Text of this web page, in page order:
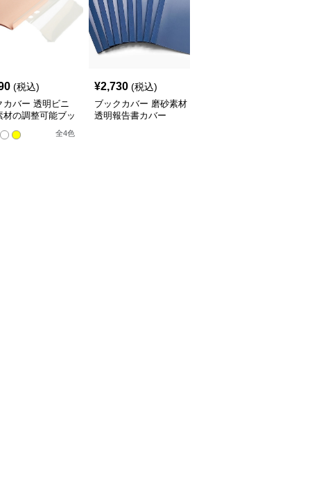
(税込)
カバー 透明ビニ
材の調整可能ブッ
全4色
¥2,730 (税込)
ブックカバー 磨砂素材
透明報告書カバー